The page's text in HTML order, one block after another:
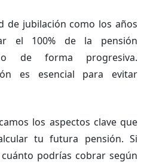
de jubilación como los años
el 100% de la pensión
de forma progresiva.
es esencial para evitar
los aspectos clave que
tu futura pensión. Si
podrías cobrar según